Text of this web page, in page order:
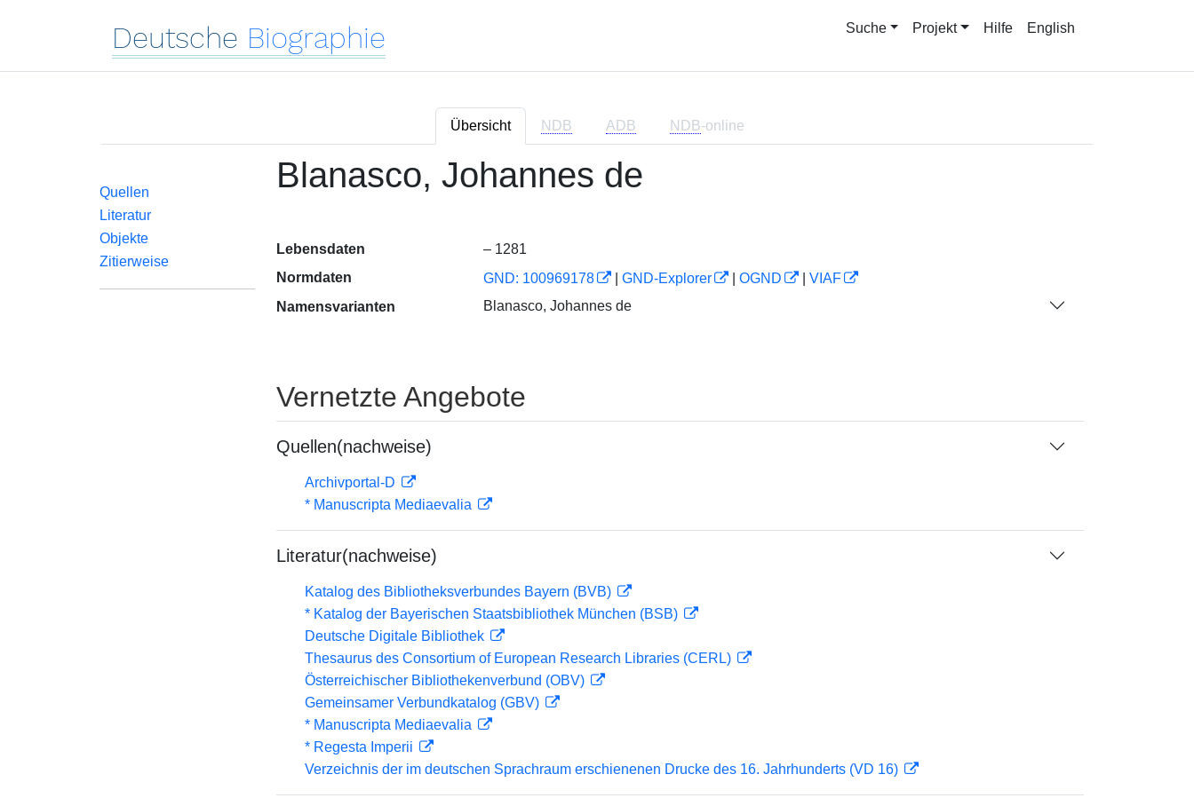
Deutsche Biographie Suche Projekt Hilfe English
Übersicht NDB ADB NDB-online
Quellen
Literatur
Objekte
Zitierweise
Blanasco, Johannes de
Lebensdaten
– 1281
Normdaten
GND: 100969178 GND-Explorer OGND
VIAF
Namensvarianten
Blanasco, Johannes de
Vernetzte Angebote
Quellen(nachweise)
Archivportal-D
* Manuscripta Mediaevalia
Literatur(nachweise)
Katalog des Bibliotheksverbundes Bayern (BVB)
* Katalog der Bayerischen Staatsbibliothek München (BSB)
Deutsche Digitale Bibliothek
Thesaurus des Consortium of European Research Libraries (CERL)
Österreichischer Bibliothekenverbund (OBV)
Gemeinsamer Verbundkatalog (GBV)
* Manuscripta Mediaevalia
* Regesta Imperii
Verzeichnis der im deutschen Sprachraum erschienenen Drucke des 16. Jahrhunderts (VD 16)